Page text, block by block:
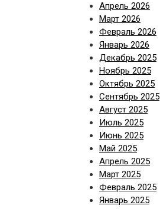
Апрель 2026
Март 2026
Февраль 2026
Январь 2026
Декабрь 2025
Ноябрь 2025
Октябрь 2025
Сентябрь 2025
Август 2025
Июль 2025
Июнь 2025
Май 2025
Апрель 2025
Март 2025
Февраль 2025
Январь 2025